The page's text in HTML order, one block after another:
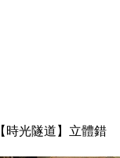
時光隧道】立體錯